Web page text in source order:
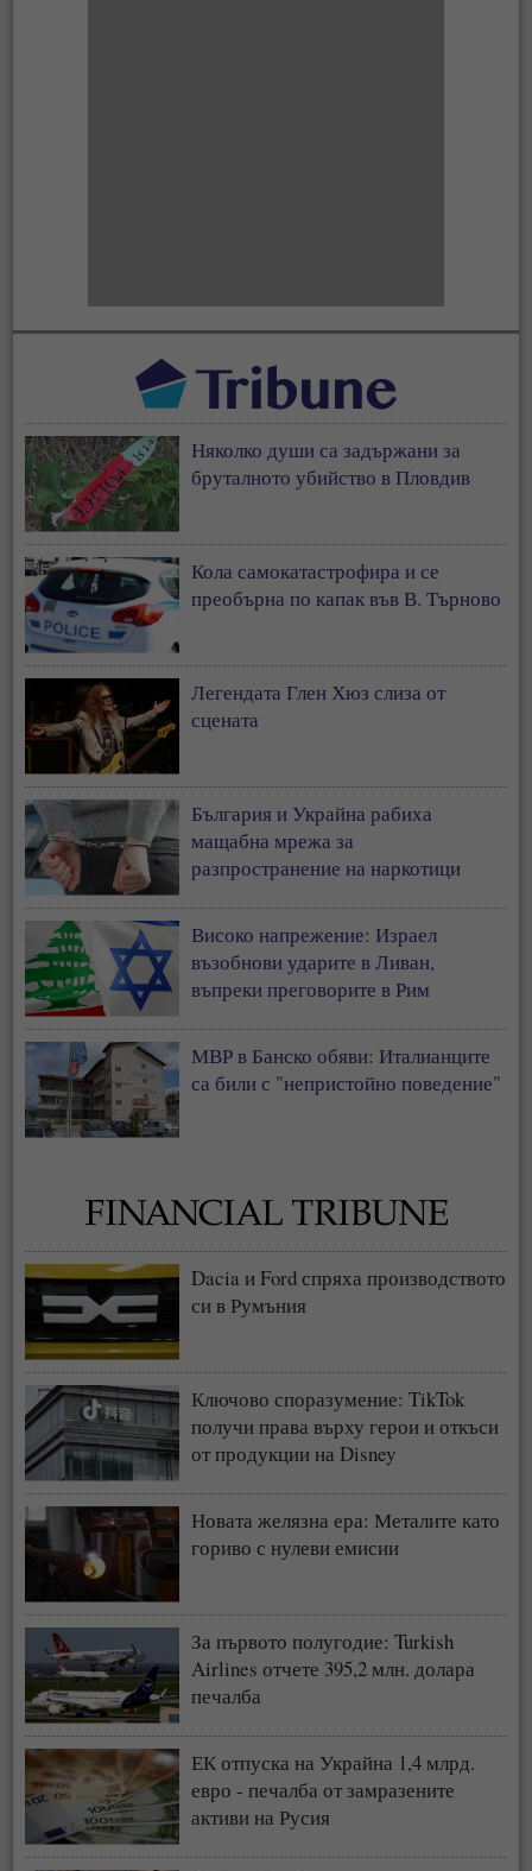
Няколко души са задържани за
бруталното убийство в Пловдив
Кола самокатастрофира и се
преобърна по капак във В. Търново
Легендата Глен Хюз слиза от
сцената
България и Украйна рабиха
мащабна мрежа за
разпространение на наркотици
Високо напрежение: Израел
възобнови ударите в Ливан,
въпреки преговорите в Рим
МВР в Банско обяви: Италианците
са били с "непристойно поведение"
Dacia и Ford спряха производството
си в Румъния
Ключово споразумение: TikTok
получи права върху герои и откъси
от продукции на Disney
Новата желязна ера: Металите като
гориво с нулеви емисии
За първото полугодие: Turkish
Airlines отчете 395,2 млн. долара
печалба
ЕК отпуска на Украйна 1,4 млрд.
евро - печалба от замразените
активи на Русия